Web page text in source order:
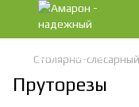
Столярно-
Пруторезы